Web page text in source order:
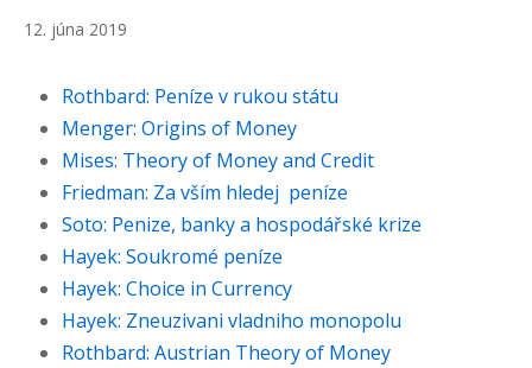
12. júna 2019
Rothbard: Peníze v rukou státu
Menger: Origins of Money
Mises: Theory of Money and Credit
Friedman: Za vším hledej peníze
Soto: Penize, banky a hospodářské krize
Hayek: Soukromé peníze
Hayek: Choice in Currency
Hayek: Zneuzivani vladniho monopolu
Rothbard: Austrian Theory of Money